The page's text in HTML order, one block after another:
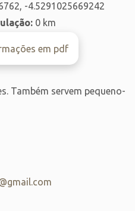
-4.5291025669242
0 km
em pdf
Também servem pequeno-